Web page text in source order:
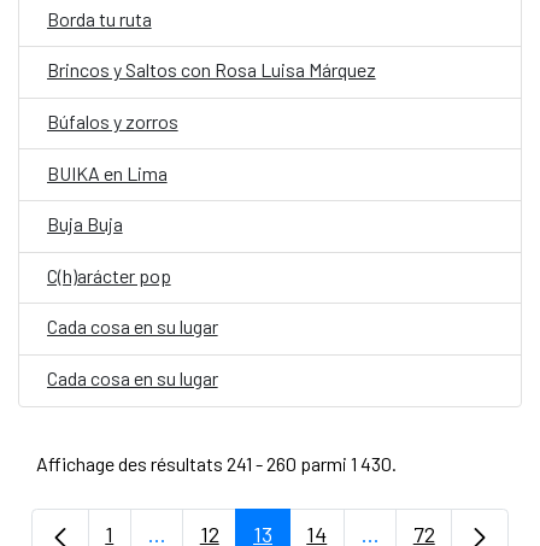
Borda tu ruta
Brincos y Saltos con Rosa Luisa Márquez
Búfalos y zorros
BUIKA en Lima
Buja Buja
C(h)arácter pop
Cada cosa en su lugar
Cada cosa en su lugar
Affichage des résultats 241 - 260 parmi 1 430.
1 ... 12 13 14 ... 72